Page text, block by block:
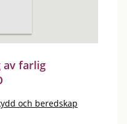
av farlig
och beredskap